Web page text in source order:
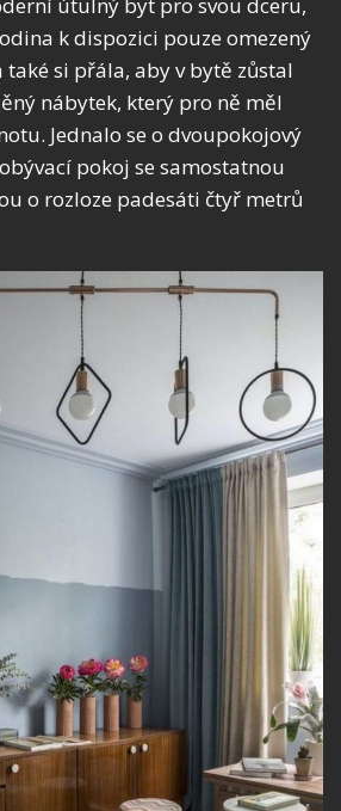
k dispozici pouze omezený
si přála, aby v bytě zůstal
nábytek, který pro ně měl
Jednalo se o dvoupokojový
pokoj se samostatnou
o rozloze padesáti čtyř metrů